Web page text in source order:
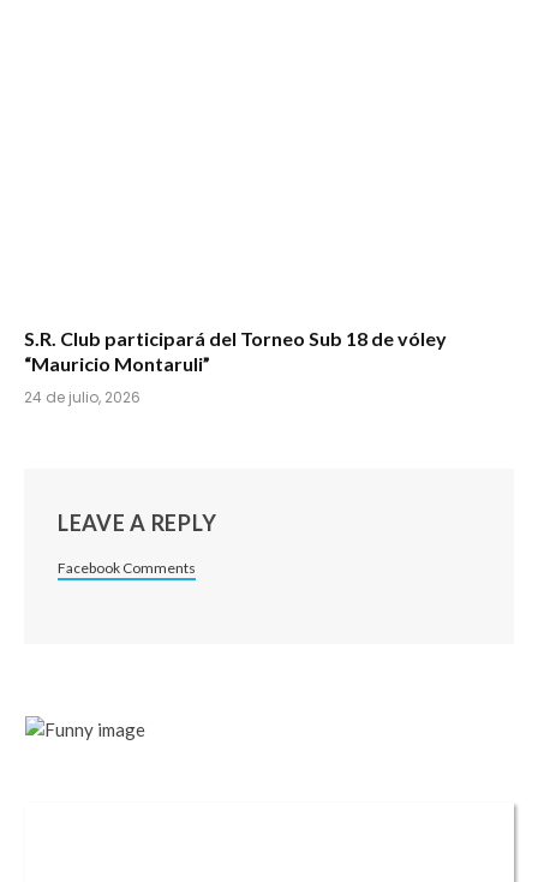
S.R. Club participará del Torneo Sub 18 de vóley
“Mauricio Montaruli”
24 de julio, 2026
LEAVE A REPLY
Facebook Comments